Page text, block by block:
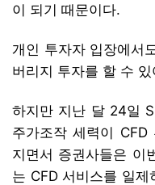
이 되기 때문이다.
개인 투자자 입장에서
버리지 투자를 할 수
하지만 지난 달 24일
주가조작 세력이 CFD
지면서 증권사들은 이
는 CFD 서비스를 일